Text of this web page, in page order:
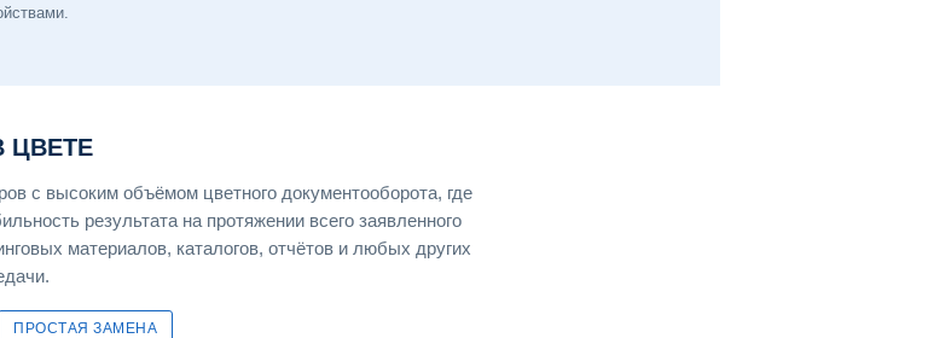
ЦВЕТЕ
с высоким объёмом цветного документооборота, где
результата на протяжении всего заявленного
материалов, каталогов, отчётов и любых других
ПРОСТАЯ ЗАМЕНА